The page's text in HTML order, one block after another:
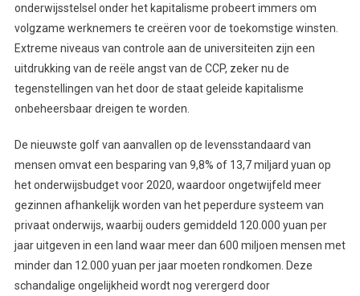
onderwijsstelsel onder het kapitalisme probeert immers om
volgzame werknemers te creëren voor de toekomstige winsten.
Extreme niveaus van controle aan de universiteiten zijn een
uitdrukking van de reële angst van de CCP, zeker nu de
tegenstellingen van het door de staat geleide kapitalisme
onbeheersbaar dreigen te worden.
De nieuwste golf van aanvallen op de levensstandaard van
mensen omvat een besparing van 9,8% of 13,7 miljard yuan op
het onderwijsbudget voor 2020, waardoor ongetwijfeld meer
gezinnen afhankelijk worden van het peperdure systeem van
privaat onderwijs, waarbij ouders gemiddeld 120.000 yuan per
jaar uitgeven in een land waar meer dan 600 miljoen mensen met
minder dan 12.000 yuan per jaar moeten rondkomen. Deze
schandalige ongelijkheid wordt nog verergerd door